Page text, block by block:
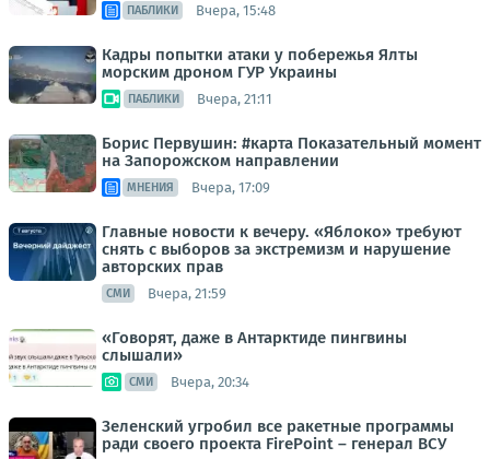
ПАБЛИКИ Вчера, 15:48
Кадры попытки атаки у побережья Ялты
морским дроном ГУР Украины
ПАБЛИКИ Вчера, 21:11
Борис Первушин: #карта Показательный момент
на Запорожском направлении
МНЕНИЯ Вчера, 17:09
Главные новости к вечеру. «Яблоко» требуют
снять с выборов за экстремизм и нарушение
авторских прав
СМИ Вчера, 21:59
«Говорят, даже в Антарктиде пингвины
слышали»
СМИ Вчера, 20:34
Зеленский угробил все ракетные программы
ради своего проекта FirePoint – генерал ВСУ